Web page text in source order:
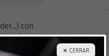
con
de
✕ CERRAR